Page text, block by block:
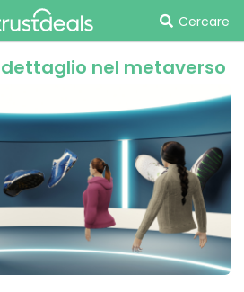
Cercare
nel metaverso